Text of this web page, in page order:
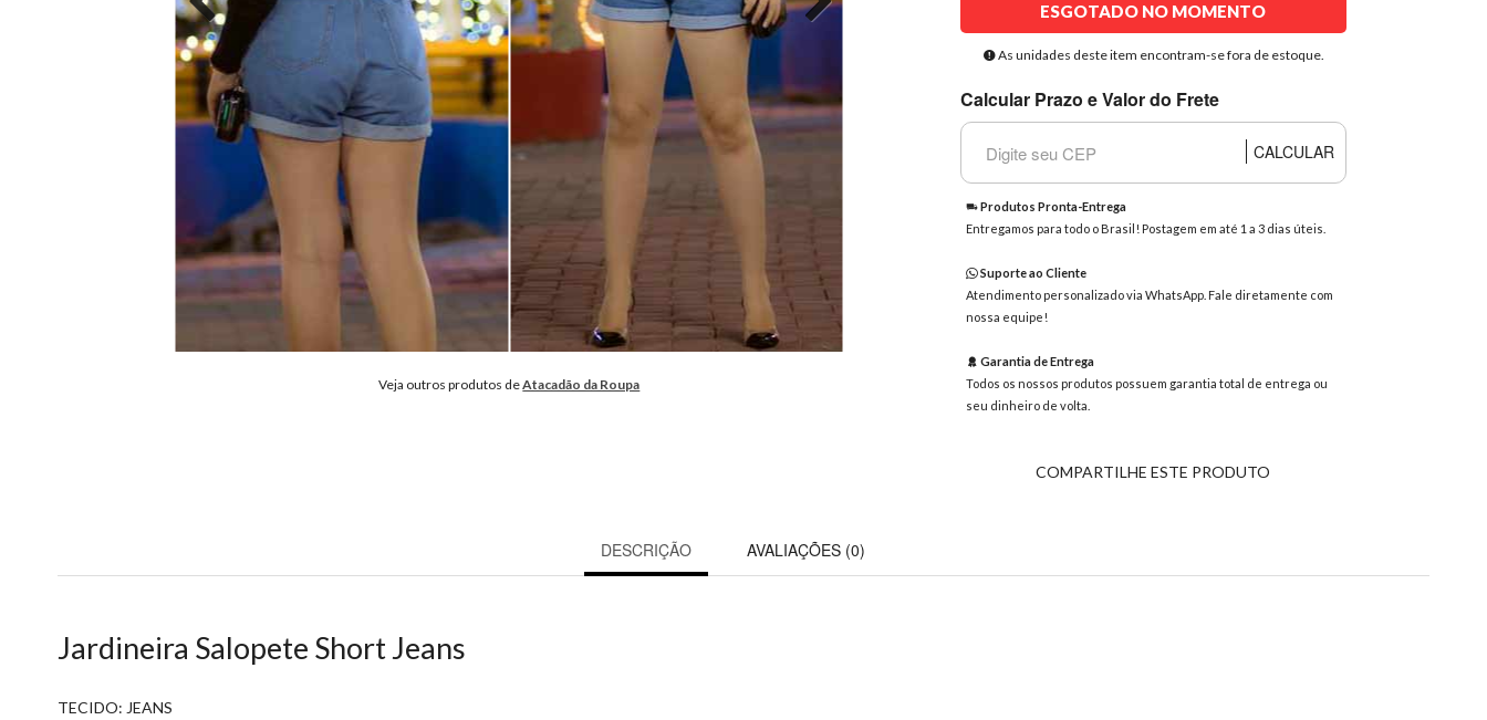
Veja outros produtos deAtacadão da Roupa
ESGOTADO NO MOMENTO
As unidades deste item encontram-se fora de estoque.
Calcular Prazo e Valor do Frete
CALCULAR
Produtos Pronta-Entrega
Entregamos para todo o Brasil! Postagem em até 1 a 3 dias úteis.
Suporte ao Cliente
Atendimento personalizado via WhatsApp. Fale diretamente com
nossa equipe!
Garantia de Entrega
Todos os nossos produtos possuem garantia total de entrega ou
seu dinheiro de volta.
COMPARTILHE ESTE PRODUTO
DESCRIÇÃO AVALIAÇÕES (0)
Jardineira Salopete Short Jeans
TECIDO: JEANS